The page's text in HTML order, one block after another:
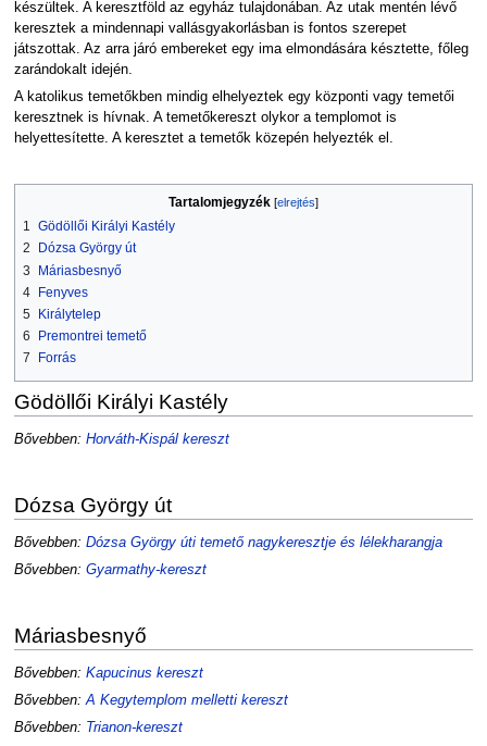
készültek. A keresztföld az egyház tulajdonában. Az utak mentén lévő
keresztek a mindennapi vallásgyakorlásban is fontos szerepet
játszottak. Az arra járó embereket egy ima elmondására késztette, főleg
zarándokalt idején.
A katolikus temetőkben mindig elhelyeztek egy központi vagy temetői
keresztnek is hívnak. A temetőkereszt olykor a templomot is
helyettesítette. A keresztet a temetők közepén helyezték el.
Tartalomjegyzék
1 Gödöllői Királyi Kastély
2
Dózsa György út
3
Máriasbesnyő
4 Fenyves
5
Királytelep
6
Premontrei temető
7
Forrás
Gödöllői Királyi Kastély
Bővebben: Horváth-Kispál kereszt
Dózsa György út
Bővebben: Dózsa György úti temető nagykeresztje és lélekharangja
Bővebben: Gyarmathy-kereszt
Máriasbesnyő
Bővebben: Kapucinus kereszt
Bővebben:A Kegytemplom melletti kereszt
Bővebben: Trianon-kereszt